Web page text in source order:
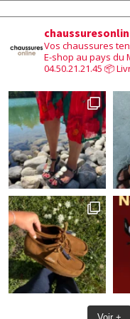
Vos chaussures
E-shop au pays du
04.50.21.21.45 📦